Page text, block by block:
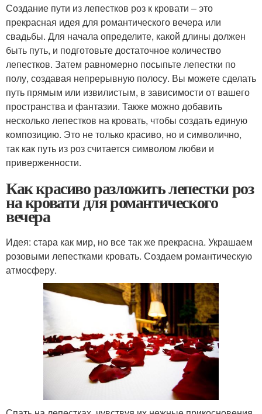
Создание пути из лепестков роз к кровати – это
прекрасная идея для романтического вечера или
свадьбы. Для начала определите, какой длины должен
быть путь, и подготовьте достаточное количество
лепестков. Затем равномерно посыпьте лепестки по
полу, создавая непрерывную полосу. Вы можете сделать
путь прямым или извилистым, в зависимости от вашего
пространства и фантазии. Также можно добавить
несколько лепестков на кровать, чтобы создать единую
композицию. Это не только красиво, но и символично,
так как путь из роз считается символом любви и
приверженности.
Как красиво разложить лепестки роз
на кровати для романтического
вечера
Идея: стара как мир, но все так же прекрасна. Украшаем
розовыми лепестками кровать. Создаем романтическую
атмосферу.